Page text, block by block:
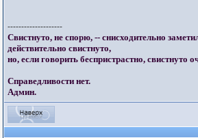
--------------------
Свистнуто, не спорю, -- снисходительно
действительно свистнуто,
но, если говорить беспристрастно, свистнуто
Справедливости нет.
Админ.